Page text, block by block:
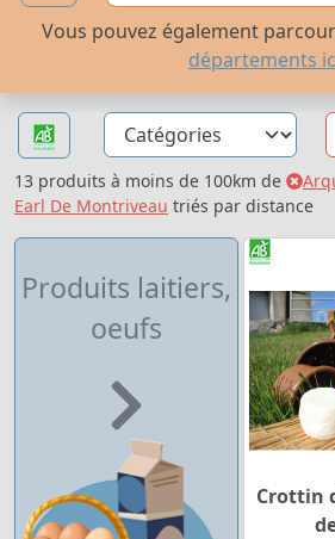
Vous pouvez également
départements
13 produits à moins de 100km de
Earl De Montriveau triés par distance
Produits laitiers,
oeufs
Crottin